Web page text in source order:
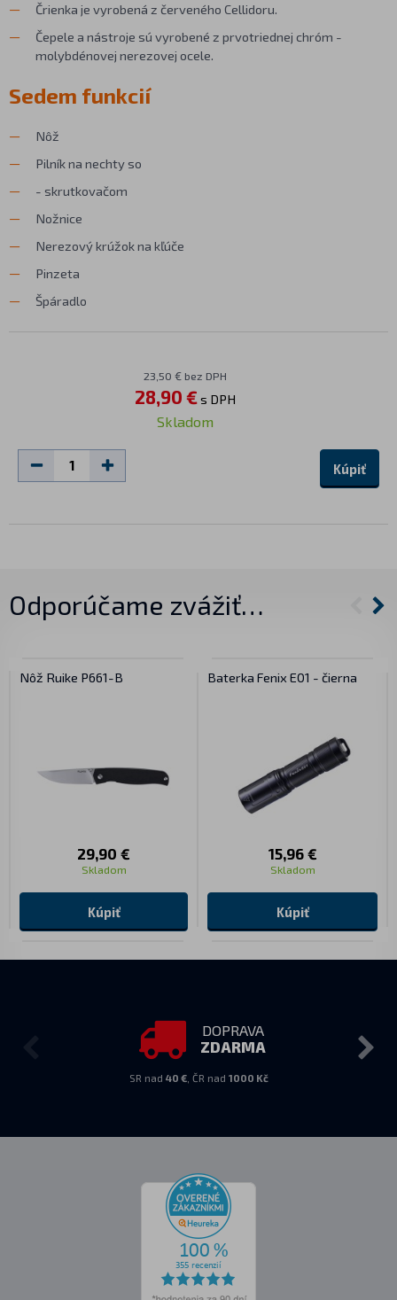
Črienka je vyrobená z červeného Cellidoru.
Čepele a nástroje sú vyrobené z prvotriednej chróm -
molybdénovej nerezovej ocele.
Sedem funkcií
Nôž
Pilník na nechty so
- skrutkovačom
Nožnice
Nerezový krúžok na kľúče
Pinzeta
Špáradlo
23,50 € bez DPH
28,90 €s DPH
Skladom
Kúpiť
Odporúčame zvážiť…
Nôž Ruike P661-B
29,90 €
Skladom
Kúpiť
Baterka Fenix E01 - čierna
15,96 €
Skladom
Kúpiť
DOPRAVA
ZDARMA
SR nad 40 €, ČR nad 1000 Kč